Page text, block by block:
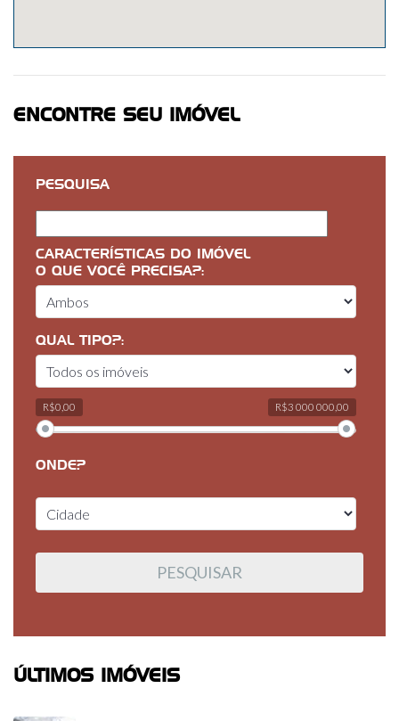
ENCONTRE SEU IMÓVEL
PESQUISA
CARACTERÍSTICAS DO IMÓVEL
O QUE VOCÊ PRECISA?:
QUAL TIPO?:
R$0,00 R$3 000 000,00
ONDE?
ÚLTIMOS IMÓVEIS